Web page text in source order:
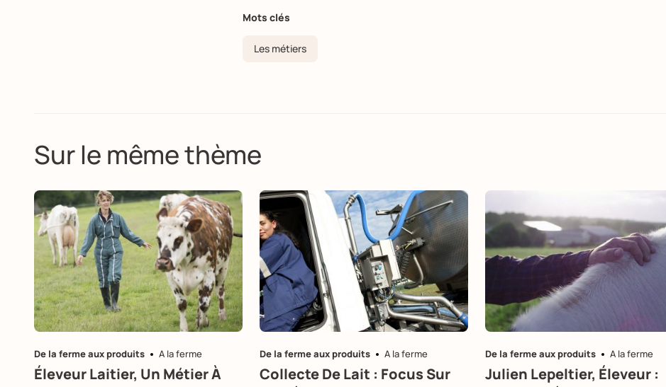
Mots clés
Les métiers
Sur le même thème
De la ferme aux produits A la ferme
Éleveur Laitier, Un Métier À
De la ferme aux produits A la ferme
Collecte De Lait : Focus Sur
De la ferme aux produits A la ferme
Julien Lepeltier, Éleveur :